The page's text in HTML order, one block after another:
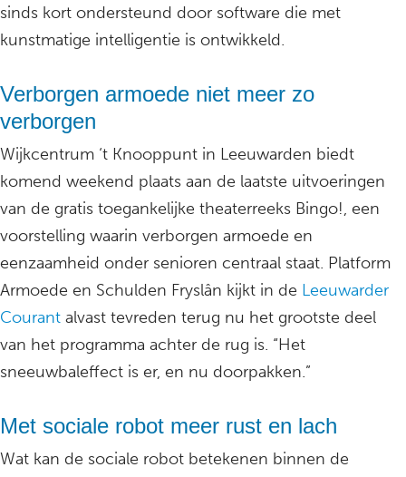
sinds kort ondersteund door software die met
kunstmatige intelligentie is ontwikkeld.
Verborgen armoede niet meer zo
verborgen
Wijkcentrum ‘t Knooppunt in Leeuwarden biedt
komend weekend plaats aan de laatste uitvoeringen
van de gratis toegankelijke theaterreeks Bingo!, een
voorstelling waarin verborgen armoede en
eenzaamheid onder senioren centraal staat. Platform
Armoede en Schulden Fryslân kijkt in de Leeuwarder
Courant alvast tevreden terug nu het grootste deel
van het programma achter de rug is. “Het
sneeuwbaleffect is er, en nu doorpakken.”
Met sociale robot meer rust en lach
Wat kan de sociale robot betekenen binnen de